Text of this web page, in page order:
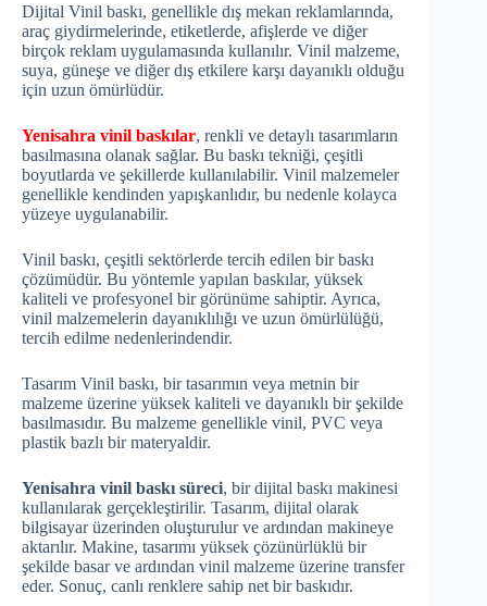
Dijital Vinil baskı, genellikle dış mekan reklamlarında,
araç giydirmelerinde, etiketlerde, afişlerde ve diğer
birçok reklam uygulamasında kullanılır. Vinil malzeme,
suya, güneşe ve diğer dış etkilere karşı dayanıklı olduğu
için uzun ömürlüdür.
Yenisahra vinil baskılar, renkli ve detaylı tasarımların
basılmasına olanak sağlar. Bu baskı tekniği, çeşitli
boyutlarda ve şekillerde kullanılabilir. Vinil malzemeler
genellikle kendinden yapışkanlıdır, bu nedenle kolayca
yüzeye uygulanabilir.
Vinil baskı, çeşitli sektörlerde tercih edilen bir baskı
çözümüdür. Bu yöntemle yapılan baskılar, yüksek
kaliteli ve profesyonel bir görünüme sahiptir. Ayrıca,
vinil malzemelerin dayanıklılığı ve uzun ömürlülüğü,
tercih edilme nedenlerindendir.
Tasarım Vinil baskı, bir tasarımın veya metnin bir
malzeme üzerine yüksek kaliteli ve dayanıklı bir şekilde
basılmasıdır. Bu malzeme genellikle vinil, PVC veya
plastik bazlı bir materyaldir.
Yenisahra vinil baskı süreci, bir dijital baskı makinesi
kullanılarak gerçekleştirilir. Tasarım, dijital olarak
bilgisayar üzerinden oluşturulur ve ardından makineye
aktarılır. Makine, tasarımı yüksek çözünürlüklü bir
şekilde basar ve ardından vinil malzeme üzerine transfer
eder. Sonuç, canlı renklere sahip net bir baskıdır.